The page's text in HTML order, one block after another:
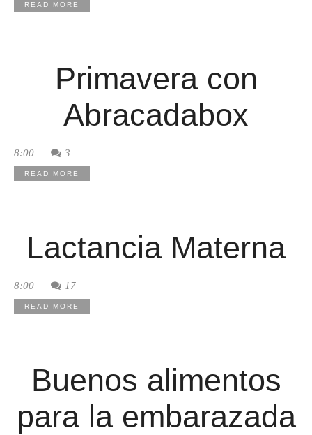
READ MORE
Primavera con
Abracadabox
8:00 3
READ MORE
Lactancia Materna
8:00 17
READ MORE
Buenos alimentos
para la embarazada